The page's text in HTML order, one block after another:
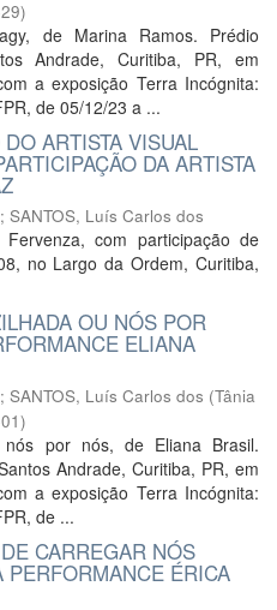
)
de Marina Ramos. Prédio
Andrade, Curitiba, PR, em
a exposição Terra Incógnita:
de 05/12/23 a ...
ARTISTA VISUAL
DA ARTISTA
; SANTOS, Luís Carlos dos
com participação de
no Largo da Ordem, Curitiba,
OU NÓS POR
ELIANA
; SANTOS, Luís Carlos dos (Tânia
)
nós por nós, de Eliana Brasil.
Andrade, Curitiba, PR, em
a exposição Terra Incógnita:
de ...
CARREGAR NÓS
PERFORMANCE ÉRICA